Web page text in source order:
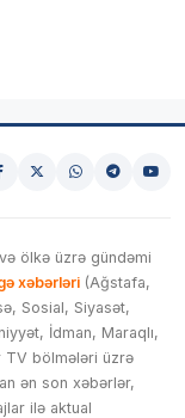
ölkə üzrə gündəmi
xəbərləri (Ağstafa,
Sosial, Siyasət,
İdman, Maraqlı,
TV bölmələri üzrə
ən son xəbərlər,
ilə aktual